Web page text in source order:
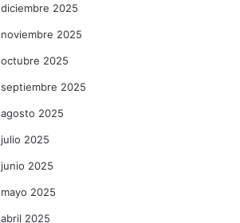
diciembre 2025
noviembre 2025
octubre 2025
septiembre 2025
agosto 2025
julio 2025
junio 2025
mayo 2025
abril 2025